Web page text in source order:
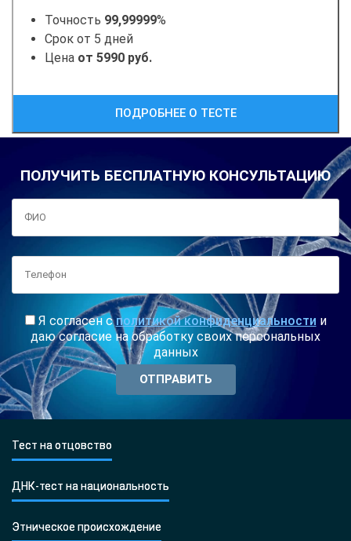
Точность 99,99999%
Срок от 5 дней
Цена от 5990 руб.
ПОДРОБНЕЕ О ТЕСТЕ
ПОЛУЧИТЬ БЕСПЛАТНУЮ КОНСУЛЬТАЦИЮ
Я согласен сполитикой конфиденциальности и
даю согласие на обработку своих персональных
данных
Тест на отцовство
ДНК-тест на национальность
Этническое происхождение